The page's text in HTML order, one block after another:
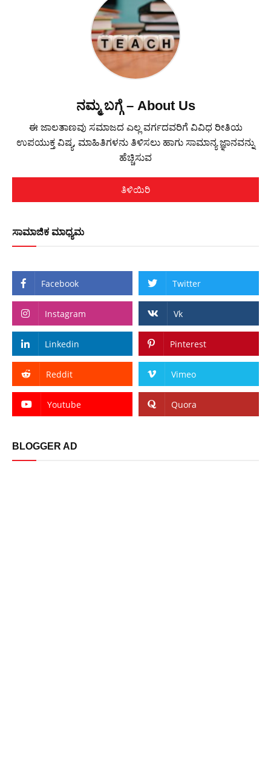
ನಮ್ಮ ಬಗ್ಗೆ – About Us
ಈ ಜಾಲತಾಣವು ಸಮಾಜದ ಎಲ್ಲ ವರ್ಗದವರಿಗೆ ವಿವಿಧ ರೀತಿಯ
ಉಪಯುಕ್ತ ವಿಷ್ಯ, ಮಾಹಿತಿಗಳನು ತಿಳಿಸಲು ಹಾಗು ಸಾಮಾನ್ಯ ಜ್ಞಾನವನ್ನು
ಹೆಚ್ಚಿಸುವ
ತಿಳಿಯಿರಿ
ಸಾಮಾಜಿಕ ಮಾಧ್ಯಮ
Facebook Twitter
Instagram Vk
Linkedin Pinterest
Reddit Vimeo
Youtube Quora
BLOGGER AD